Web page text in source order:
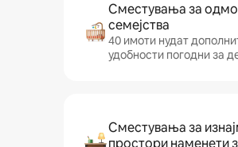
Сместувања за
семејства
40 имоти нудат
удобности погодни за
Сместувања за
простори наменети